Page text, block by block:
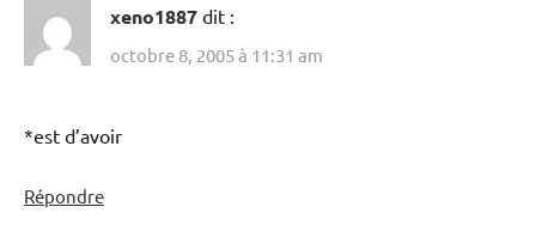
xeno1887 dit :
octobre 8, 2005 à 11:31 am
*est d’avoir
Répondre